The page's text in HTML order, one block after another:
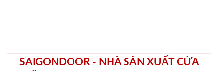
SAIGONDOOR - NHÀ SẢN XUẤT CỬA